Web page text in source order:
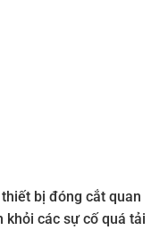
bị đóng cắt quan
khỏi các sự cố quá tải